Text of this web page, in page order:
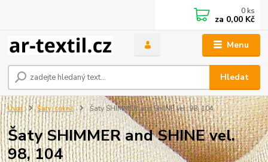
Menu
Hledat
0 ks
za 0,00 Kč
Úvod Šaty, sukně Šaty SHIMMER and SHINE vel. 98, 104
Šaty SHIMMER and SHINE vel.
98, 104